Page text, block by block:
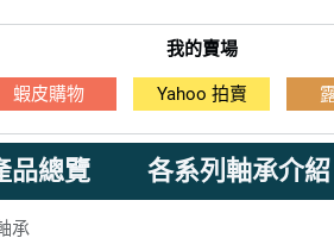
我的賣場
蝦皮購物 Yahoo 拍賣
品總覽 各系列軸承介紹
承